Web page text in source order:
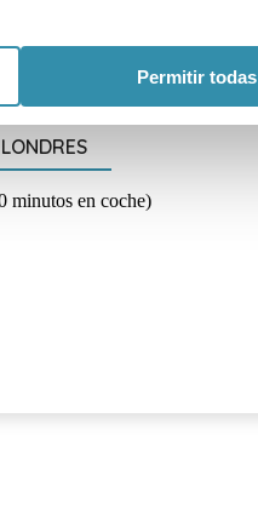
minutos en coche)
Permitir todas